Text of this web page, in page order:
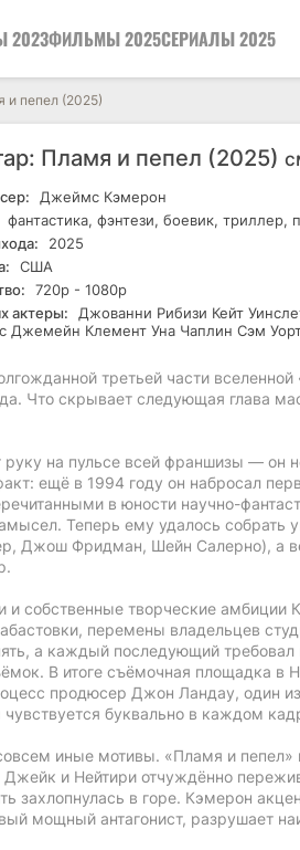
2023ФИЛЬМЫ 2025СЕРИАЛЫ 2025
и пепел (2025)
Пламя и пепел (2025)
Джеймс Кэмерон
фантастика, фэнтези, боевик, триллер,
2025
США
720р - 1080р
актеры:
Джованни Рибизи Кейт
Джемейн Клемент Уна Чаплин Сэм
третьей части
Что скрывает следующая глава
на пульсе всей франшизы — он
ещё в 1994 году он набросал
в юности научно-
Теперь ему удалось
Джош Фридман, Шейн Салерно), а
собственные творческие амбиции
перемены владельцев
а каждый последующий требовал
В итоге съёмочная площадка в
продюсер Джон Ландау, один
буквально в каждом
иные мотивы. «Пламя и
и Нейтири отчуждённо
захлопнулась в горе. Кэмерон
мощный антагонист, разрушает